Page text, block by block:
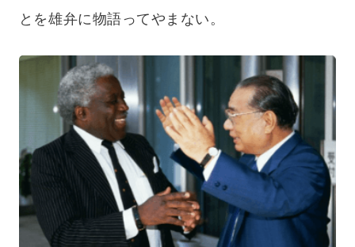
とを雄弁に物語ってやまない。